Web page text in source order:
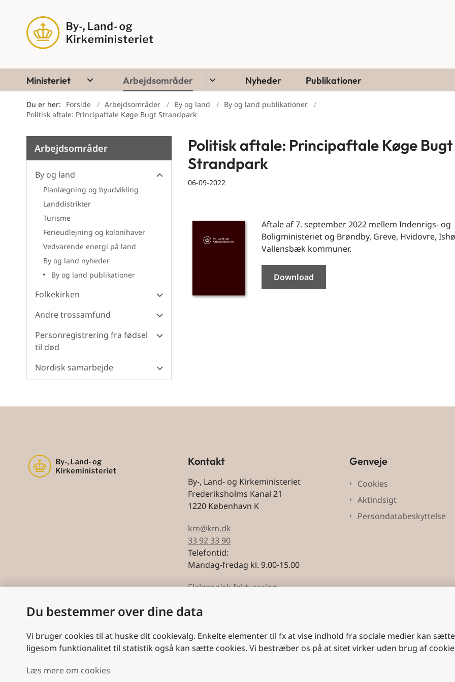
Ministeriet Arbejdsområder Nyheder Publikationer
Du er her: Forside Arbejdsområder By og land
By og land publikationer
Politisk aftale: Principaftale Køge Bugt Strandpark
Arbejdsområder
By og land
Planlægning og byudvikling
Landdistrikter
Turisme
Ferieudlejning og kolonihaver
Vedvarende energi på land
By og land nyheder
By og land publikationer
Folkekirken
Andre trossamfund
Personregistrering fra fødsel
til død
Nordisk samarbejde
Politisk aftale: Principaftale Køge Bugt
Strandpark
06-09-2022
Aftale af 7. september 2022 mellem Indenrigs- og
Boligministeriet og Brøndby, Greve, Hvidovre,
Vallensbæk kommuner.
Download
Kontakt
By-, Land- og Kirkeministeriet
Frederiksholms Kanal 21
1220 København K
km@km.dk
33 92 33 90
Telefontid:
Mandag-fredag kl. 9.00-15.00
Elektronisk fakturering
CVR: 59743228
Genveje
Cookies
Aktindsigt
Persondatabeskyttelse
Du bestemmer over dine data
Vi bruger cookies til at huske dit cookievalg. Enkelte elementer til fx at vise indhold fra sociale medier kan
ligesom funktionalitet til statistik også kan sætte cookies. Vi bestræber os på at sitet virker uden brug af
Læs mere om cookies